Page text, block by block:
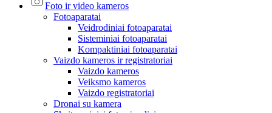
Foto ir video kameros
Fotoaparatai
Veidrodiniai fotoaparatai
Sisteminiai fotoaparatai
Kompaktiniai fotoaparatai
Vaizdo kameros ir registratoriai
Vaizdo kameros
Veiksmo kameros
Vaizdo registratoriai
Dronai su kamera